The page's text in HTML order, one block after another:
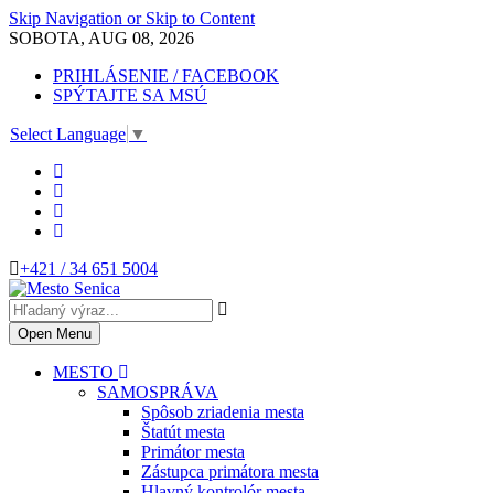
Skip Navigation or Skip to Content
SOBOTA, AUG 08, 2026
PRIHLÁSENIE / FACEBOOK
SPÝTAJTE SA MSÚ
Select Language ▼
+421 / 34 651 5004
Open Menu
MESTO
SAMOSPRÁVA
Spôsob zriadenia mesta
Štatút mesta
Primátor mesta
Zástupca primátora mesta